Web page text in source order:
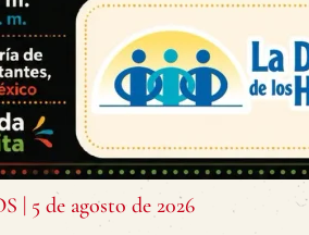
| 5 de agosto de 2026